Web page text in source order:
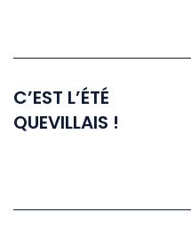
C’EST L’ÉTÉ
QUEVILLAIS !